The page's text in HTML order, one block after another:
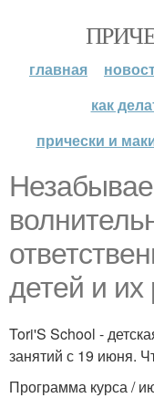
главная
как
прически и
детей и их
Tori'S School -
занятий с 19 июня.
Программа курса /